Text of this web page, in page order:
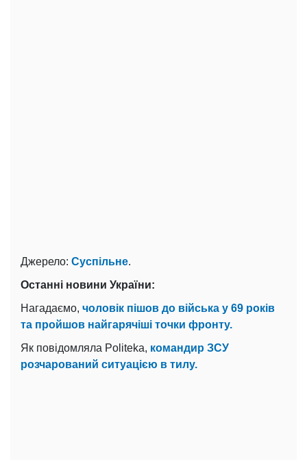
Джерело: Суспільне.
Останні новини України:
Нагадаємо, чоловік пішов до війська у 69 років
та пройшов найгарячіші точки фронту.
Як повідомляла Politeka, командир ЗСУ
розчарований ситуацією в тилу.